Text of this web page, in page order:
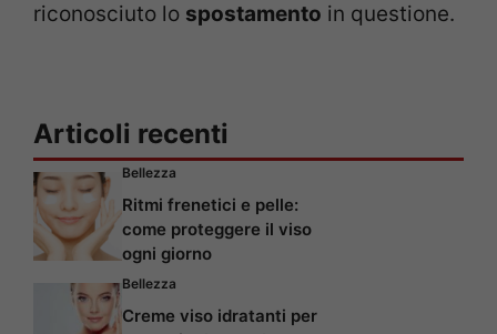
riconosciuto lo spostamento in questione.
Articoli recenti
Bellezza
Ritmi frenetici e pelle:
come proteggere il viso
ogni giorno
Bellezza
Creme viso idratanti per